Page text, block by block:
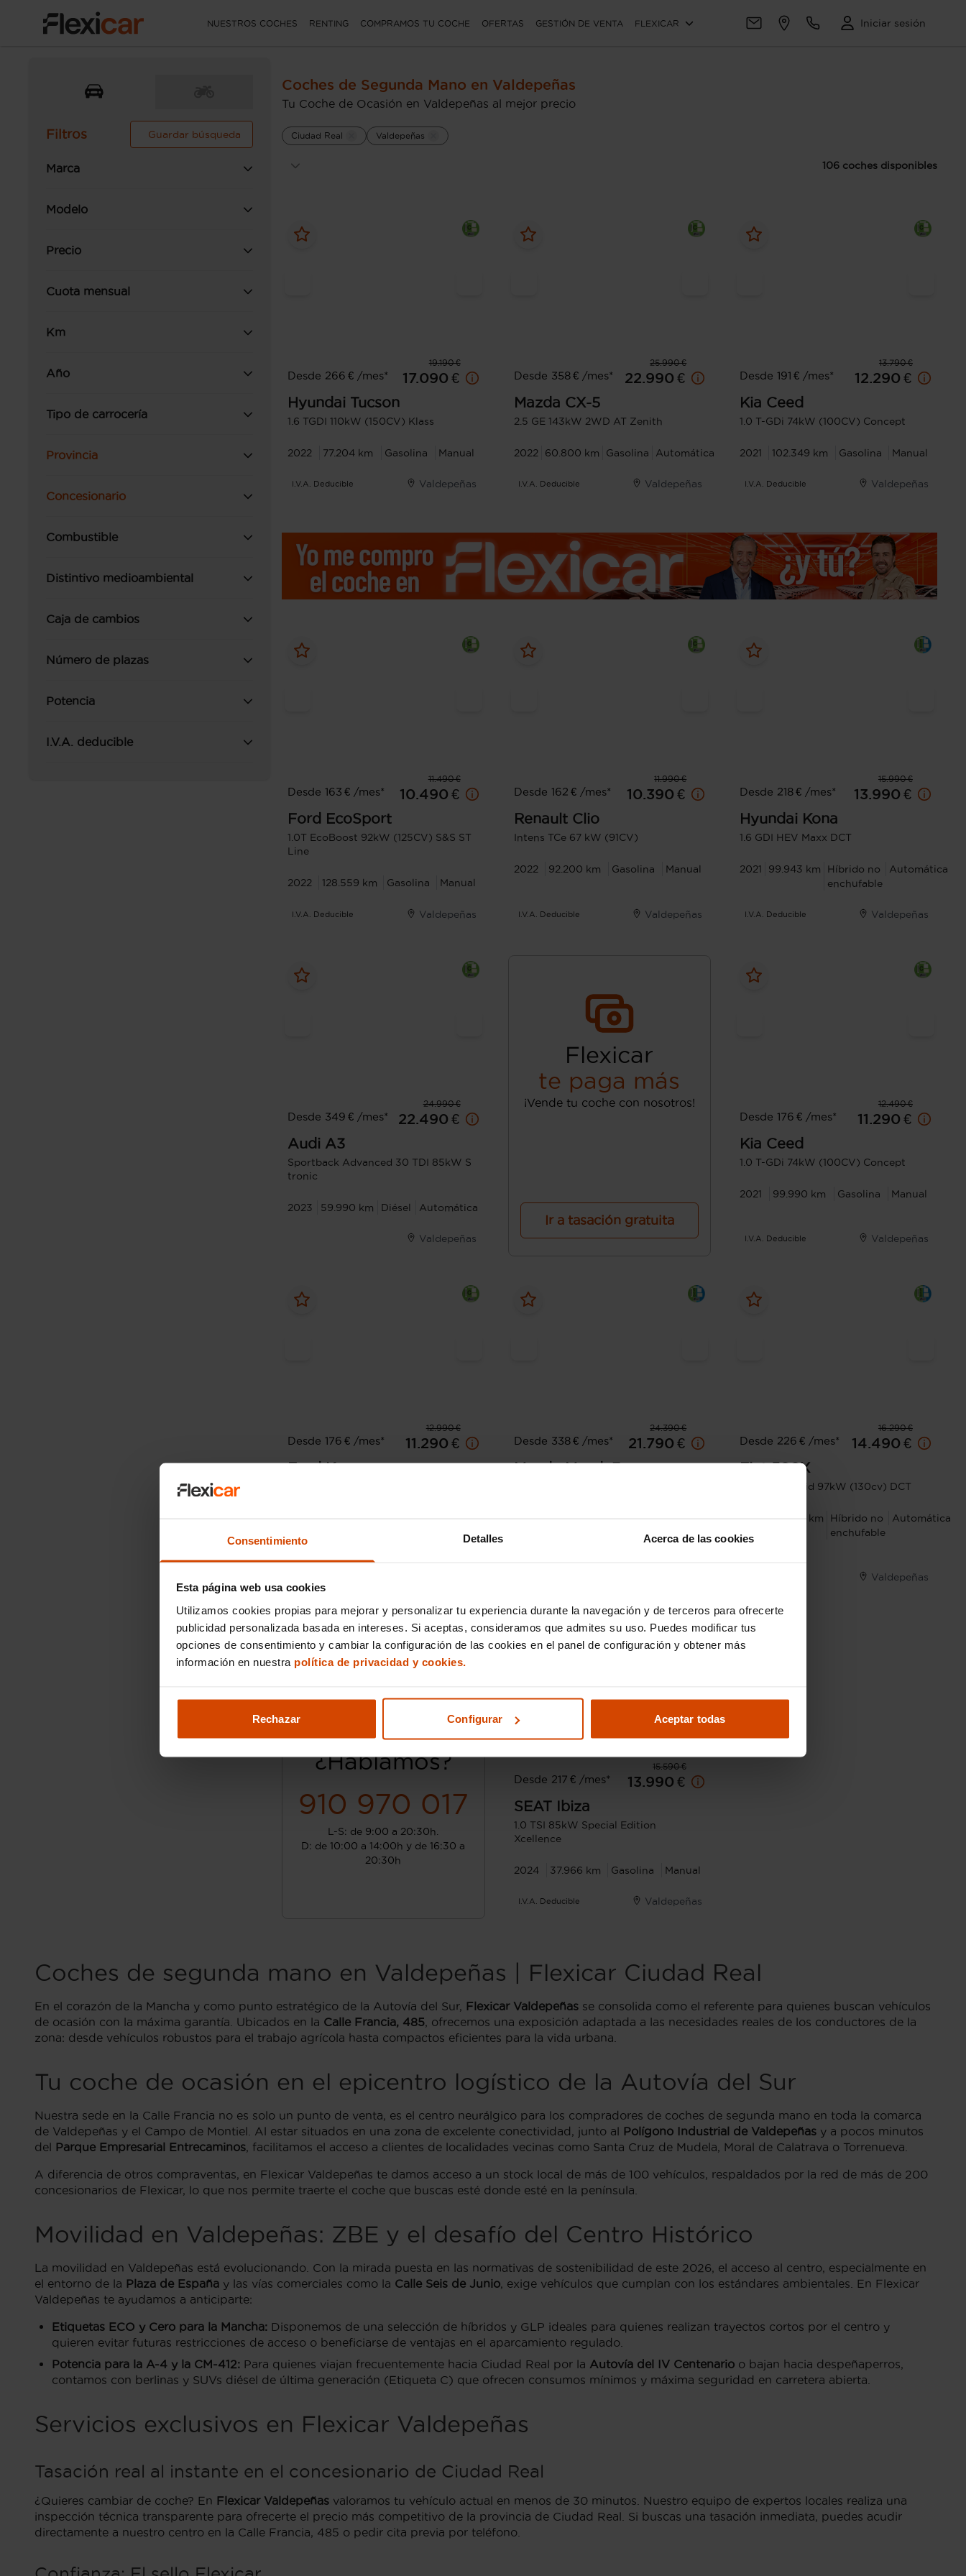
Consentimiento Detalles Acerca de las cookies
Esta página web usa cookies
Utilizamos cookies propias para mejorar y personalizar tu experiencia durante la navegación y de terceros para ofrecerte
publicidad personalizada basada en intereses. Si aceptas, consideramos que admites su uso. Puedes modificar tus
opciones de consentimiento y cambiar la configuración de las cookies en el panel de configuración y obtener más
información en nuestra política de privacidad y cookies.
Rechazar Configurar Aceptar todas
NUESTROS COCHES RENTING COMPRAMOS TU COCHE OFERTAS GESTIÓN DE VENTA FLEXICAR Iniciar sesión
Filtros Guardar búsqueda
Marca
Modelo
Precio
Cuota mensual
Km
Año
Tipo de carrocería
Provincia
Concesionario
Combustible
Distintivo medioambiental
Caja de cambios
Número de plazas
Potencia
I.V.A. deducible
Coches de Segunda Mano en Valdepeñas
Tu Coche de Ocasión en Valdepeñas al mejor precio
Ciudad Real Valdepeñas
106 coches disponibles
19.190 €
Desde 266 € /mes*
17.090 €
Hyundai Tucson
1.6 TGDI 110kW (150CV) Klass
2022 77.204 km Gasolina Manual
I.V.A. Deducible Valdepeñas
25.990 €
Desde 358 € /mes*
22.990 €
Mazda CX-5
2.5 GE 143kW 2WD AT Zenith
2022 60.800 km Gasolina Automática
I.V.A. Deducible Valdepeñas
13.790 €
Desde 191 € /mes*
12.290 €
Kia Ceed
1.0 T-GDi 74kW (100CV) Concept
2021 102.349 km Gasolina Manual
I.V.A. Deducible Valdepeñas
11.490 €
Desde 163 € /mes*
10.490 €
Ford EcoSport
1.0T EcoBoost 92kW (125CV) S&S ST
Line
2022 128.559 km Gasolina Manual
I.V.A. Deducible Valdepeñas
11.990 €
Desde 162 € /mes*
10.390 €
Renault Clio
Intens TCe 67 kW (91CV)
2022 92.200 km Gasolina Manual
I.V.A. Deducible Valdepeñas
15.990 €
Desde 218 € /mes*
13.990 €
Hyundai Kona
1.6 GDI HEV Maxx DCT
2021 99.943 km
Híbrido no
enchufable
Automática
I.V.A. Deducible Valdepeñas
24.990 €
Desde 349 € /mes*
22.490 €
Audi A3
Sportback Advanced 30 TDI 85kW S
tronic
2023 59.990 km Diésel Automática
Valdepeñas
Flexicar
te paga más
¡Vende tu coche con nosotros!
Ir a tasación gratuita
12.490 €
Desde 176 € /mes*
11.290 €
Kia Ceed
1.0 T-GDi 74kW (100CV) Concept
2021 99.990 km Gasolina Manual
I.V.A. Deducible Valdepeñas
12.990 €
Desde 176 € /mes*
11.290 €
Ford Kuga
24.390 €
Desde 338 € /mes*
21.790 €
Mazda Mazda3
enchufable
16.290 €
Desde 226 € /mes*
14.490 €
Fiat 500X
Club 1.5 Hybrid 97kW (130cv) DCT
62.083 km
Híbrido no
enchufable
Automática
Valdepeñas
¿Hablamos?
910 970 017
L-S: de 9:00 a 20:30h.
D: de 10:00 a 14:00h y de 16:30 a
20:30h
15.590 €
Desde 217 € /mes*
13.990 €
SEAT
Ibiza
1.0 TSI 85kW Special Edition
Xcellence
2024 37.966 km Gasolina Manual
I.V.A. Deducible Valdepeñas
Coches de segunda mano en Valdepeñas | Flexicar Ciudad Real
En el corazón de la Mancha y como punto estratégico de la Autovía del Sur, Flexicar Valdepeñas se consolida como el referente para quienes buscan vehículos
de ocasión con la máxima garantía. Ubicados en la Calle Francia, 485, ofrecemos una exposición adaptada a las necesidades reales de los conductores de la
zona: desde vehículos robustos para el trabajo agrícola hasta compactos eficientes para la vida urbana.
Tu coche de ocasión en el epicentro logístico de la Autovía del Sur
Nuestra sede en la Calle Francia no es solo un punto de venta, es el centro neurálgico para los compradores de coches de segunda mano en toda la comarca
de Valdepeñas y el Campo de Montiel. Al estar situados en una zona de excelente conectividad, junto al Polígono Industrial de Valdepeñas y a pocos minutos
del Parque Empresarial Entrecaminos, facilitamos el acceso a clientes de localidades vecinas como Santa Cruz de Mudela, Moral de Calatrava o Torrenueva.
A diferencia de otros compraventas, en Flexicar Valdepeñas te damos acceso a un stock local de más de 100 vehículos, respaldados por la red de más de 200
concesionarios de Flexicar, lo que nos permite traerte el coche que buscas esté donde esté en la península.
Movilidad en Valdepeñas: ZBE y el desafío del Centro Histórico
La movilidad en Valdepeñas está evolucionando. Con la mirada puesta en las normativas de sostenibilidad de este 2026, el acceso al centro, especialmente en
el entorno de la Plaza de España y las vías comerciales como la Calle Seis de Junio, exige vehículos que cumplan con los estándares ambientales. En Flexicar
Valdepeñas te ayudamos a anticiparte:
Etiquetas ECO y Cero para la Mancha: Disponemos de una selección de híbridos y GLP ideales para quienes realizan trayectos cortos por el centro y
quieren evitar futuras restricciones de acceso o beneficiarse de ventajas en el aparcamiento regulado.
Potencia para la A-4 y la CM-412: Para quienes viajan frecuentemente hacia Ciudad Real por la Autovía del IV Centenario o bajan hacia despeñaperros,
contamos con berlinas y SUVs diésel de última generación (Etiqueta C) que ofrecen consumos mínimos y máxima seguridad en carretera abierta.
Servicios exclusivos en Flexicar Valdepeñas
Tasación real al instante en el concesionario de Ciudad Real
¿Quieres cambiar de coche? En Flexicar Valdepeñas valoramos tu vehículo actual en menos de 30 minutos. Nuestro equipo de expertos locales realiza una
inspección técnica transparente para ofrecerte el precio más competitivo de la provincia de Ciudad Real. Si buscas una tasación inmediata, puedes acudir
directamente a nuestro centro en la Calle Francia, 485 o pedir cita previa por teléfono.